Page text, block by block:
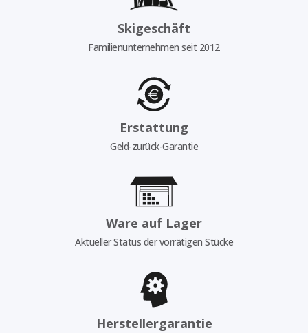
Skigeschäft
Familienunternehmen seit 2012
Erstattung
Geld-zurück-Garantie
Ware auf Lager
Aktueller Status der vorrätigen Stücke
Herstellergarantie